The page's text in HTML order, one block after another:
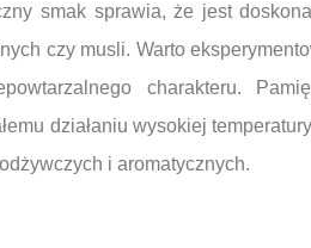
smak sprawia, że jest
czy musli. Warto
charakteru.
działaniu wysokiej
i aromatycznych.